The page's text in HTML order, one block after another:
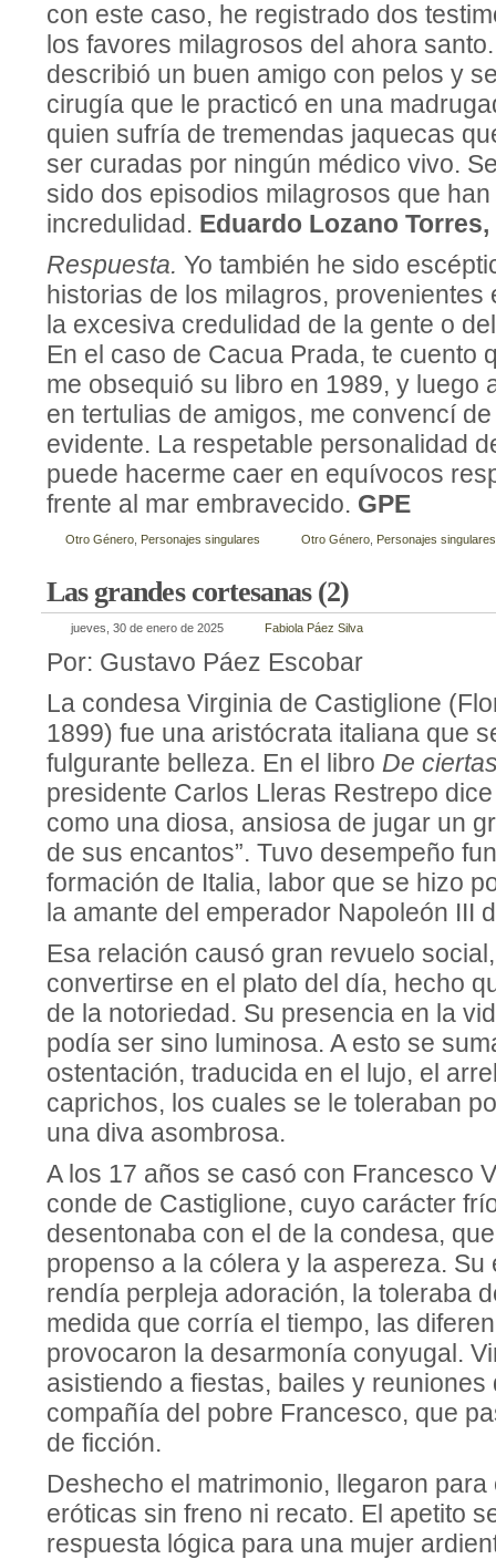
con este caso, he registrado dos
los favores milagrosos del ahora
describió un buen amigo con pelos y
cirugía que le practicó en una
quien sufría de tremendas jaquecas
ser curadas por ningún médico vivo.
sido dos episodios milagrosos que
incredulidad. Eduardo Lozano Torres,
Respuesta. Yo también he sido
historias de los milagros, provenientes
la excesiva credulidad de la gente o
En el caso de Cacua Prada, te cuento
me obsequió su libro en 1989, y luego
en tertulias de amigos, me convencí
evidente. La respetable personalidad
puede hacerme caer en equívocos
frente al mar embravecido. GPE
Otro Género Personajes singulares Otro Género Personajes singulares
Las grandes cortesanas (2)
jueves, 30 de enero de 2025 Fabiola Páez Silva
Por: Gustavo Páez Escobar
La condesa Virginia de Castiglione
1899) fue una aristócrata italiana que
fulgurante belleza. En el libro De
presidente Carlos Lleras Restrepo
como una diosa, ansiosa de jugar un
de sus encantos”. Tuvo desempeño
formación de Italia, labor que se hizo
la amante del emperador Napoleón
Esa relación causó gran revuelo
convertirse en el plato del día, hecho
de la notoriedad. Su presencia en la
podía ser sino luminosa. A esto se
ostentación, traducida en el lujo, el
caprichos, los cuales se le toleraban
una diva asombrosa.
A los 17 años se casó con Francesco
conde de Castiglione, cuyo carácter
desentonaba con el de la condesa,
propenso a la cólera y la aspereza. Su
rendía perpleja adoración, la toleraba
medida que corría el tiempo, las
provocaron la desarmonía conyugal.
asistiendo a fiestas, bailes y reuniones
compañía del pobre Francesco, que
de ficción.
Deshecho el matrimonio, llegaron
eróticas sin freno ni recato. El apetito
respuesta lógica para una mujer